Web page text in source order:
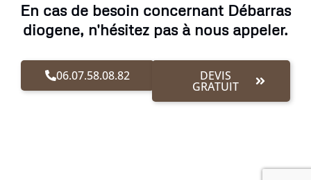
En cas de besoin concernant Débarras
diogene, n'hésitez pas à nous appeler.
06.07.58.08.82 DEVIS
GRATUIT